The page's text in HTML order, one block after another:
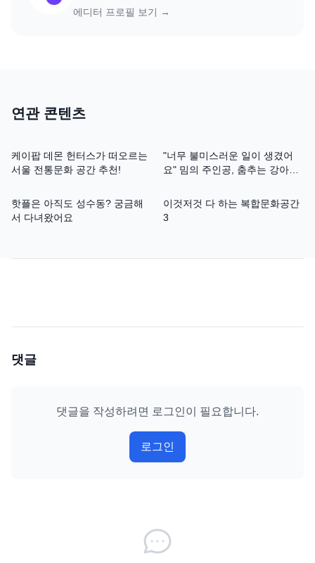
에디터 프로필 보기 →
연관 콘텐츠
케이팝 데몬 헌터스가 떠오르는
서울 전통문화 공간 추천!
"너무 불미스러운 일이 생겼어
요" 밈의 주인공, 춤추는 강아지
핫플은 아직도 성수동? 궁금해
서 다녀왔어요
이것저것 다 하는 복합문화공간
3
댓글
댓글을 작성하려면 로그인이 필요합니다.
로그인